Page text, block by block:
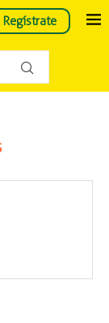
Regístrate